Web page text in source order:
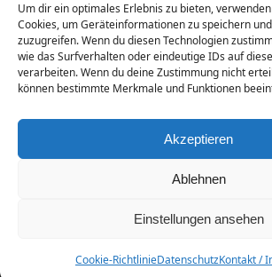
Um dir ein optimales Erlebnis zu bieten,
Cookies, um Geräteinformationen zu speichern
zuzugreifen. Wenn du diesen Technologien
wie das Surfverhalten oder eindeutige IDs auf
verarbeiten. Wenn du deine Zustimmung nicht
können bestimmte Merkmale und Funktionen
Akzeptieren
Ablehnen
Einstellungen ansehen
Cookie-RichtlinieDatenschutzKontakt /
Reserved